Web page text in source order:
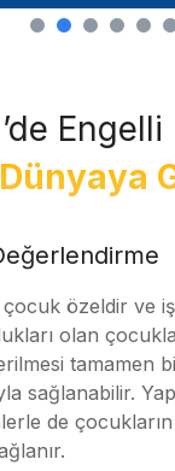
çocuk özeldir ve
olan
tamamen
sağlanabilir.
de